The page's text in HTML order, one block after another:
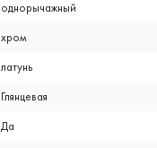
однорычажный
хром
латунь
Глянцевая
Да